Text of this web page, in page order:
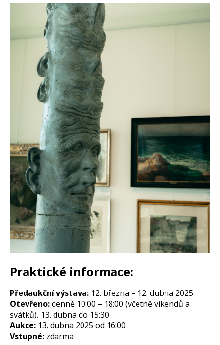
Praktické informace:
Předaukční výstava: 12. března – 12. dubna 2025
Otevřeno:denně 10:00 – 18:00 (včetně víkendů a
svátků), 13. dubna do 15:30
Aukce: 13. dubna 2025 od 16:00
Vstupné: zdarma